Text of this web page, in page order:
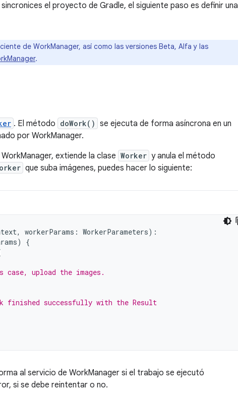
el proyecto de Gradle, el siguiente paso es definir una
de WorkManager, así como las versiones Beta, Alfa y las
.
. El método doWork() se ejecuta de forma asíncrona en un
por WorkManager.
extiende la clase Worker y anula el método
que suba imágenes, puedes hacer lo siguiente:
, workerParams : WorkerParameters):
)
{
upload the images.
finished successfully with the Result
al servicio de WorkManager si el trabajo se ejecutó
si se debe reintentar o no.